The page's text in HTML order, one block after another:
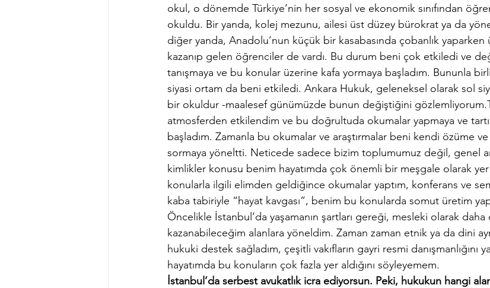
okul, o dönemde Türkiye’nin her sosyal ve ekonomik sınıfından
okuldu. Bir yanda, kolej mezunu, ailesi üst düzey bürokrat ya da
diğer yanda, Anadolu’nun küçük bir kasabasında çobanlık yaparken
kazanıp gelen öğrenciler de vardı. Bu durum beni çok etkiledi ve
tanışmaya ve bu konular üzerine kafa yormaya başladım. Bununla
siyasi ortam da beni etkiledi. Ankara Hukuk, geleneksel olarak sol
bir okuldur -maalesef günümüzde bunun değiştiğini
atmosferden etkilendim ve bu doğrultuda okumalar yapmaya ve
başladım. Zamanla bu okumalar ve araştırmalar beni kendi özüme
sormaya yöneltti. Neticede sadece bizim toplumumuz değil, genel
kimlikler konusu benim hayatımda çok önemli bir meşgale olarak yer
konularla ilgili elimden geldiğince okumalar yaptım, konferans ve
kaba tabiriyle “hayat kavgası”, benim bu konularda somut üretim
Öncelikle İstanbul’da yaşamanın şartları gereği, mesleki olarak daha
kazanabileceğim alanlara yöneldim. Zaman zaman etnik ya da dini
hukuki destek sağladım, çeşitli vakıfların gayri resmi danışmanlığını
hayatımda bu konuların çok fazla yer aldığını söyleyemem.
İstanbul’da serbest avukatlık icra ediyorsun. Peki, hukukun hangi